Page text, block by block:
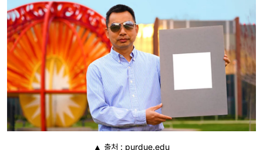
▲ 출처 : purdue.edu